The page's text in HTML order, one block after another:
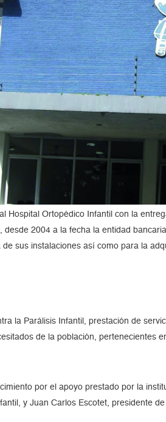
Hospital Ortopédico Infantil con la
2004 a la fecha la entidad
sus instalaciones así como para la
la Parálisis Infantil, prestación de
de la población, pertenecientes
por el apoyo prestado por la
y Juan Carlos Escotet, presidente